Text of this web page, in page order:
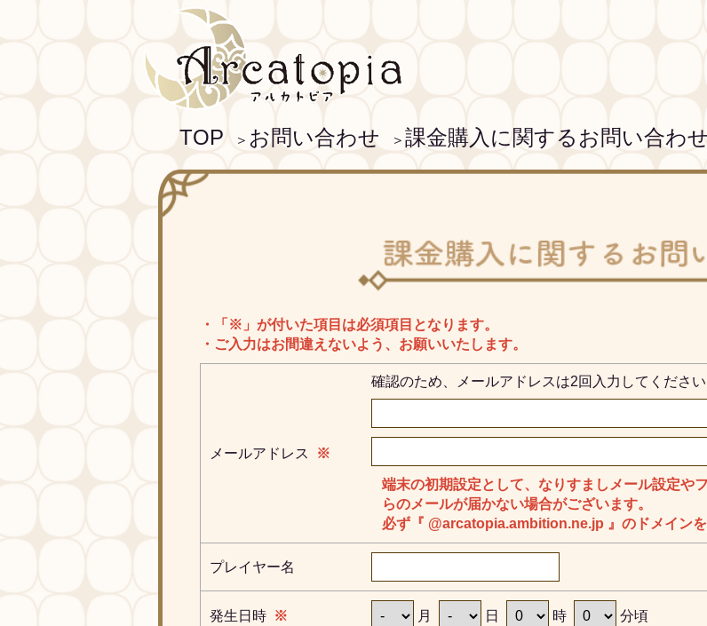
TOP ＞ お問い合わせ ＞ 課金購入に関するお問い合わせ
・「※」が付いた項目は必須項目となります。
・ご入力はお間違えないよう、お願いいたします。
メールアドレス ※
確認のため、メールアドレスは2回入力してください
端末の初期設定として、なりすましメール設定や
らのメールが届かない場合がございます。
必ず『 @arcatopia.ambition.ne.jp 』のドメインを
プレイヤー名
発生日時※ 月 日 時 分頃